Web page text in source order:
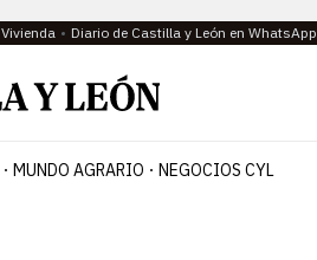
Vivienda Diario de Castilla y León en WhatsApp
MUNDO AGRARIO NEGOCIOS CYL